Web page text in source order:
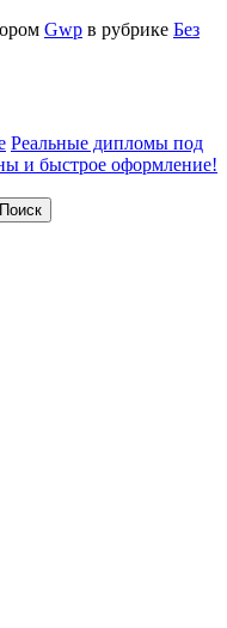
Gwp в рубрике Без
Реальные дипломы под
и быстрое оформление!